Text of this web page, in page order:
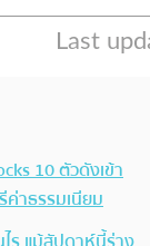
10 ตัวดังเข้า
าธรรมเนียม